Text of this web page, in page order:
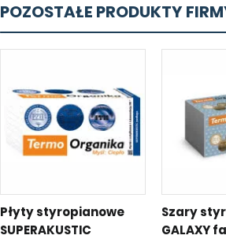
POZOSTAŁE PRODUKTY
Płyty styropianowe
SUPERAKUSTIC
Szary
GALAXY